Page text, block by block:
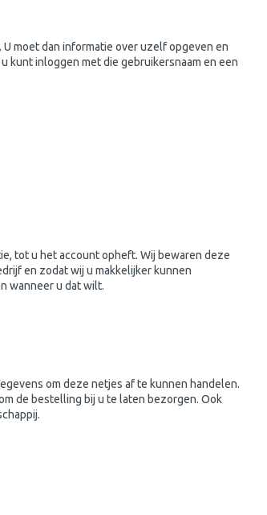
moet dan informatie over uzelf opgeven en
kunt inloggen met die gebruikersnaam en een
tot u het account opheft. Wij bewaren deze
en zodat wij u makkelijker kunnen
wanneer u dat wilt.
om deze netjes af te kunnen handelen.
de bestelling bij u te laten bezorgen. Ook